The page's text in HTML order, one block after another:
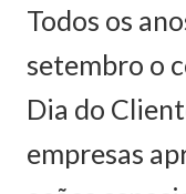
Todos os
setembro o
Dia do
empresas